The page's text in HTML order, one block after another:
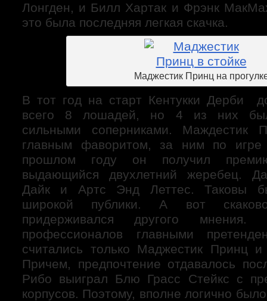
Лонгден, и Билл Хартак и Фрэнк
это была последняя легкая скачка.
Маджестик Принц на
В тот год на старт Кентукки Дерби
всего 8 лошадей, но 4 из них
сильными соперниками. Маждестик
главным фаворитом, за ним по
прошлом году он получил
выдающийся двухлетний жеребец.
Дайк и Артс Энд Леттес. Таковы
широкой публики. А вот
придерживался другого
профессионалов главными
считались только Маджестик Принц
Причем, предпочтение отдавалось
Рибо выиграл Блю Грасс Стейкс с
корпусов. Поэтому, вполне логично